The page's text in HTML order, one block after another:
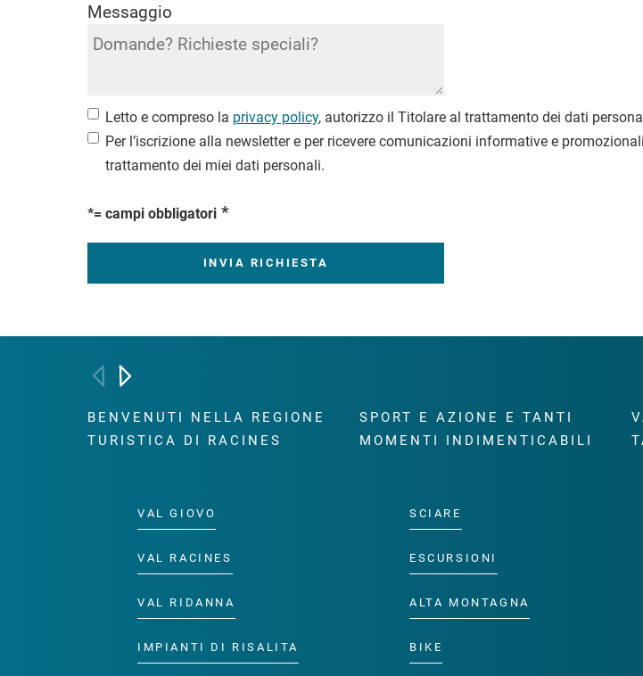
Messaggio
Letto e compreso la privacy policy, autorizzo il Titolare al trattamento dei dati
Per l’iscrizione alla newsletter e per ricevere comunicazioni informative e
trattamento dei miei dati personali.
*= campi obbligatori
BENVENUTI NELLA REGIONE
TURISTICA DI RACINES
VAL GIOVO
VAL RACINES
VAL RIDANNA
IMPIANTI DI RISALITA
SPORT E AZIONE E TANTI
MOMENTI INDIMENTICABILI
SCIARE
ESCURSIONI
ALTA MONTAGNA
BIKE